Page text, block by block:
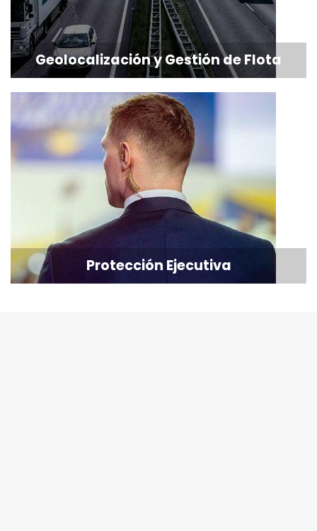
Geolocalización y Gestión de Flota
Protección Ejecutiva